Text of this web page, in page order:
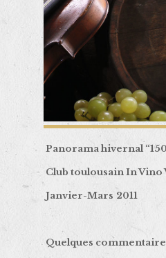
Panorama hivernal
Club toulousain In Vino
Janvier-Mars 2011
Quelques